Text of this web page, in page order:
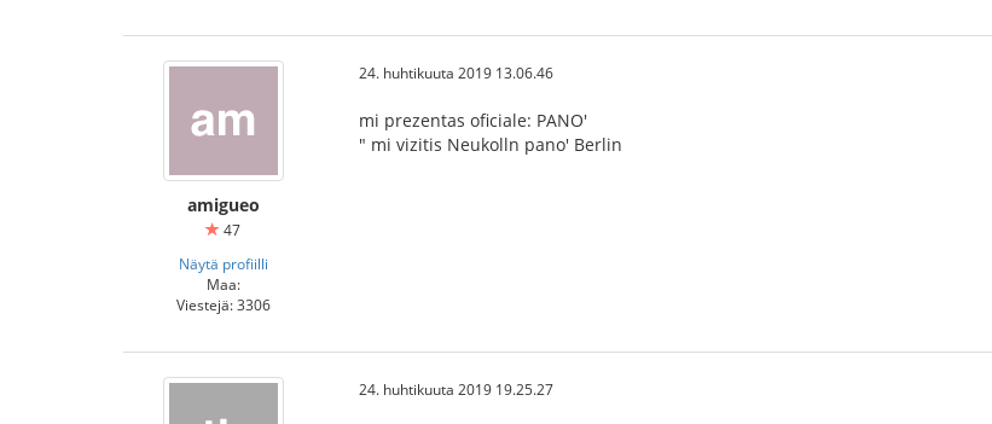
amigueo
47
Näytä profiilli
Maa:
Viestejä: 3306
24. huhtikuuta 2019 13.06.46
mi prezentas oficiale: PANO'
" mi vizitis Neukolln pano' Berlin
24. huhtikuuta 2019 19.25.27